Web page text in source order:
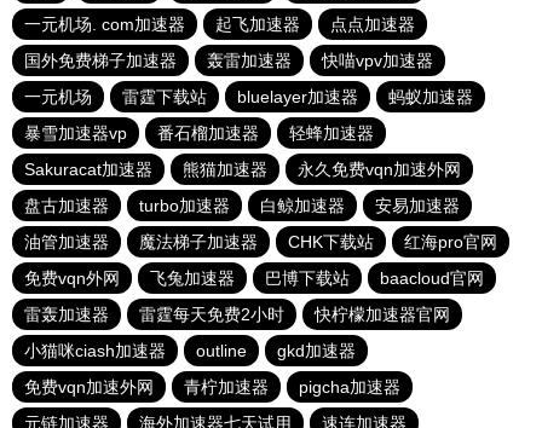
一元机场. com加速器
起飞加速器
点点加速器
国外免费梯子加速器
轰雷加速器
快喵vpv加速器
一元机场
雷霆下载站 bluelayer加速器
蚂蚁加速器
暴雪加速器vp
番石榴加速器
轻蜂加速器
Sakuracat加速器
熊猫加速器
永久免费vqn加速外网
盘古加速器
turbo加速器 白鲸加速器
安易加速器
油管加速器
魔法梯子加速器 CHK下载站
红海pro官网
免费vqn外网
飞兔加速器 巴博下载站
baacloud官网
雷轰加速器
雷霆每天免费2小时
快柠檬加速器官网
小猫咪ciash加速器
outline
gkd加速器
免费vqn加速外网
青柠加速器
pigcha加速器
元链加速器
海外加速器七天试用 速连加速器